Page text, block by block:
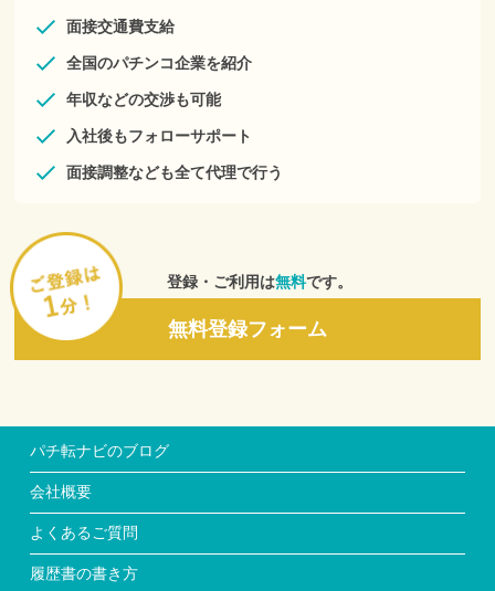
面接交通費支給
全国のパチンコ企業を紹介
年収などの交渉も可能
入社後もフォローサポート
面接調整なども全て代理で行う
登録・ご利用は無料です。
無料登録フォーム
パチ転ナビのブログ
会社概要
よくあるご質問
履歴書の書き方